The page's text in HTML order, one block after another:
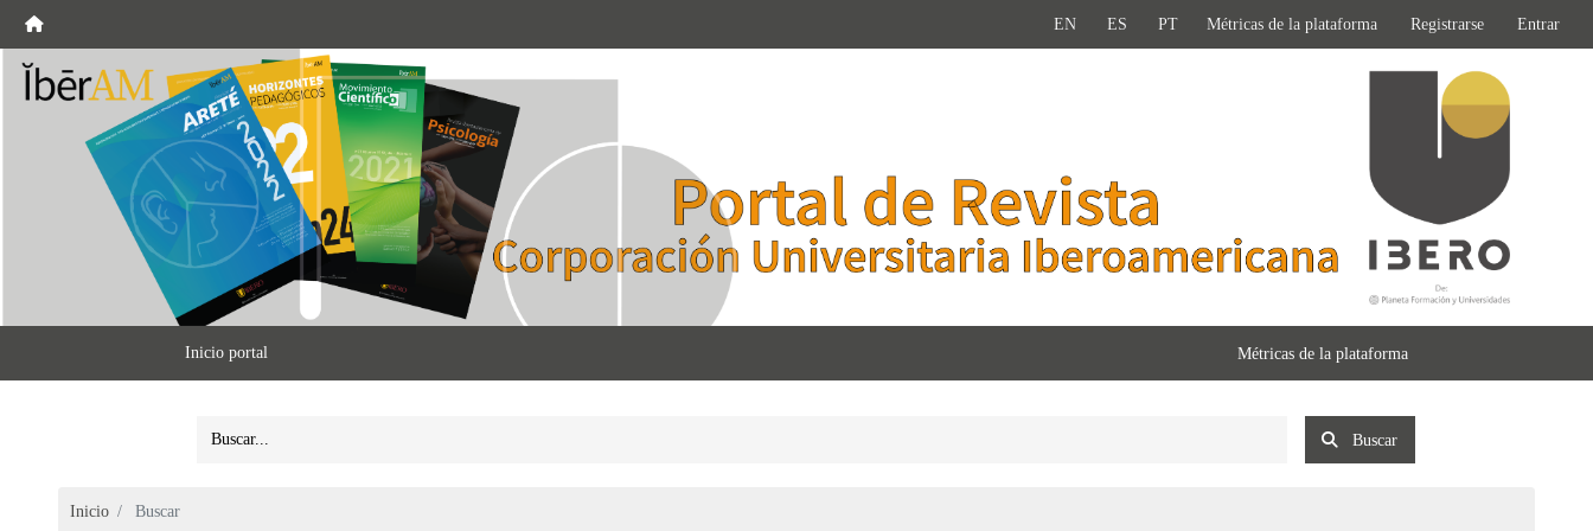
EN ES PT Métricas de la plataforma Registrarse Entrar
Inicio portal Métricas de la plataforma
Buscar
Inicio Buscar